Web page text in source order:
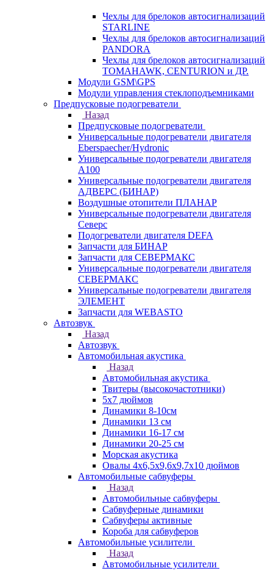
Чехлы для брелоков автосигнализаций
STARLINE
Чехлы для брелоков автосигнализаций
PANDORA
Чехлы для брелоков автосигнализаций
TOMAHAWK, CENTURION и ДР.
Модули GSM\GPS
Модули управления стеклоподъемниками
Предпусковые подогреватели
Назад
Предпусковые подогреватели
Универсальные подогреватели двигателя
Eberspaecher/Hydronic
Универсальные подогреватели двигателя
A100
Универсальные подогреватели двигателя
АДВЕРС (БИНАР)
Воздушные отопители ПЛАНАР
Универсальные подогреватели двигателя
Северс
Подогреватели двигателя DEFA
Запчасти для БИНАР
Запчасти для СЕВЕРМАКС
Универсальные подогреватели двигателя
СЕВЕРМАКС
Универсальные подогреватели двигателя
ЭЛЕМЕНТ
Запчасти для WEBASTO
Автозвук
Назад
Автозвук
Автомобильная акустика
Назад
Автомобильная акустика
Твитеры (высокочастотники)
5x7 дюймов
Динамики 8-10см
Динамики 13 см
Динамики 16-17 см
Динамики 20-25 см
Морская акустика
Овалы 4х6,5х9,6x9,7х10 дюймов
Автомобильные сабвуферы
Назад
Автомобильные сабвуферы
Сабвуферные динамики
Сабвуферы активные
Короба для сабвуферов
Автомобильные усилители
Назад
Автомобильные усилители